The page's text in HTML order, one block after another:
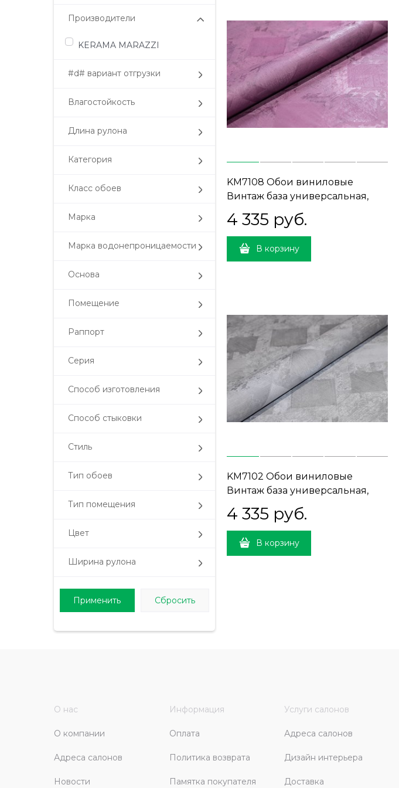
Производители
KERAMA MARAZZI
#d# вариант отгрузки
Влагостойкость
Длина рулона
Категория
Класс обоев
Марка
Марка водонепроницаемости
Основа
Помещение
Раппорт
Серия
Способ изготовления
Способ стыковки
Стиль
Тип обоев
Тип помещения
Цвет
Ширина рулона
KM7108 Обои виниловые
Винтаж база универсальная,
пурпурный (1, Т A) прямая
стыковка
4 335 руб.
В корзину
KM7102 Обои виниловые
Винтаж база универсальная,
серый (1, Т E1) прямая стыковка
4 335 руб.
В корзину
О нас
О компании
Адреса салонов
Новости
Информация
Оплата
Политика возврата
Памятка покупателя
Услуги салонов
Адреса салонов
Дизайн интерьера
Доставка